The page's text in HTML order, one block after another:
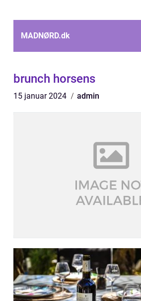
MADNØRD.dk
brunch horsens
15 januar 2024 admin